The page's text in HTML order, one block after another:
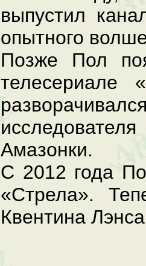
выпустил
опытного
Позже Пол
телесериале
Амазонки.
С 2012 года
«Стрела».
Квентина